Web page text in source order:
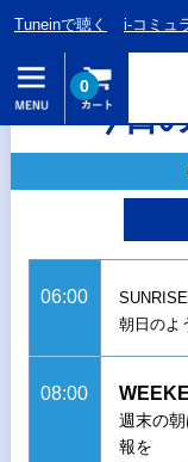
Tuneinで聴く i-コミュ
0
今日
06:00
朝日のよ
08:00
週末の
報を